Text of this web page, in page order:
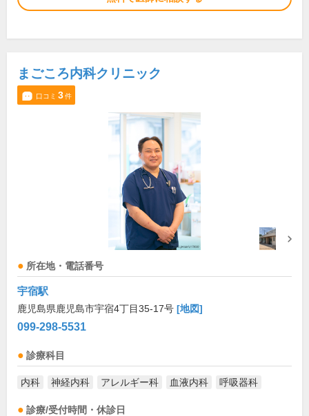
まごころ内科クリニック
口コミ 3件
所在地・電話番号
宇宿駅
鹿児島県鹿児島市宇宿4丁目35-17号 [地図]
099-298-5531
診療科目
内科 神経内科 アレルギー科 血液内科 呼吸器科
診療/受付時間・休診日